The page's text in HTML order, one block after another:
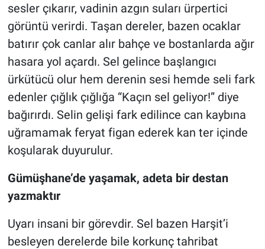
sesler çıkarır, vadinin azgın suları ürpertici
görüntü verirdi. Taşan dereler, bazen ocaklar
batırır çok canlar alır bahçe ve bostanlarda ağır
hasara yol açardı. Sel gelince başlangıcı
ürkütücü olur hem derenin sesi hemde seli fark
edenler çığlık çığlığa “Kaçın sel geliyor!” diye
bağırırdı. Selin gelişi fark edilince can kaybına
uğramamak feryat figan ederek kan ter içinde
koşularak duyurulur.
Gümüşhane’de yaşamak, adeta bir destan
yazmaktır
Uyarı insani bir görevdir. Sel bazen Harşit’i
besleyen derelerde bile korkunç tahribat